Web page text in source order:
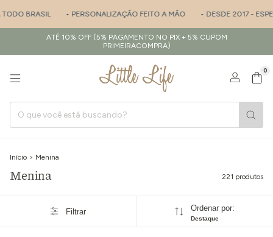
PERSONALIZAÇÃO FEITO A MÃO • DESDE 2017 - ESPECIALISTA EM
ATÉ 10% OFF (5% PAGAMENTO NO PIX + 5% CUPOM
PRIMEIRACOMPRA)
0
Início > Menina
Menina 221 produtos
Filtrar Ordenar por:
Destaque